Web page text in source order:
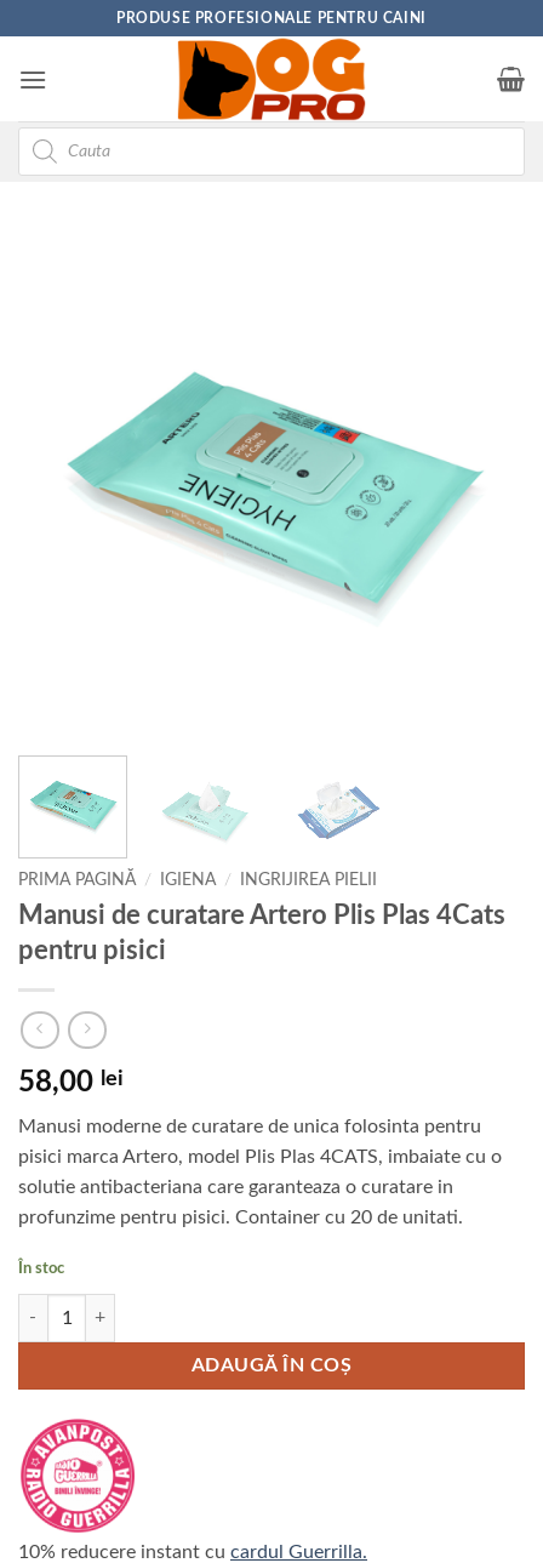
content
PRODUSE PROFESIONALE PENTRU CAINI
Products
search
PRIMA PAGINĂ / IGIENA / INGRIJIREA PIELII
Manusi de curatare Artero Plis Plas 4Cats
pentru pisici
58,00 lei
Manusi moderne de curatare de unica folosinta pentru
pisici marca Artero, model Plis Plas 4CATS, imbaiate cu o
solutie antibacteriana care garanteaza o curatare in
profunzime pentru pisici. Container cu 20 de unitati.
În stoc
ADAUGĂ ÎN COȘ
10% reducere instant cu cardul Guerrilla.